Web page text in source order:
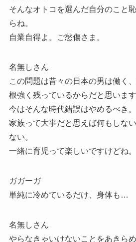
そんなオトコを選んだ自分のこと
らね。
自業自得よ。ご愁傷さま。
名無しさん
この問題は昔々の日本の男は働く
根強く残っているからだと思います
今はそんな時代錯誤はやめるべき。
家族って大事だと思えば何もしな
ない。
一緒に育児って楽しいですけどね。
ガガーガ
単純に冷めているだけ、身体も…
名無しさん
やらなきゃいけないことをあきら